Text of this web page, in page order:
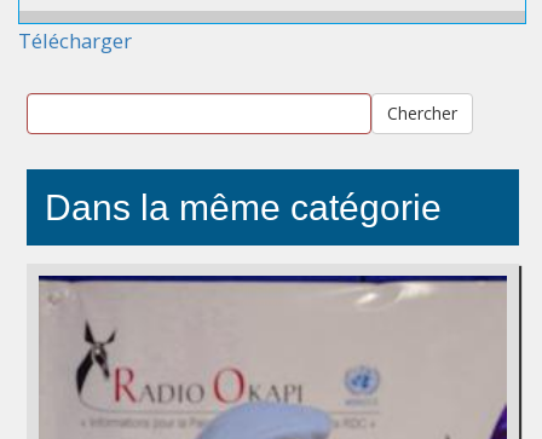
Télécharger
Chercher
Dans la même catégorie